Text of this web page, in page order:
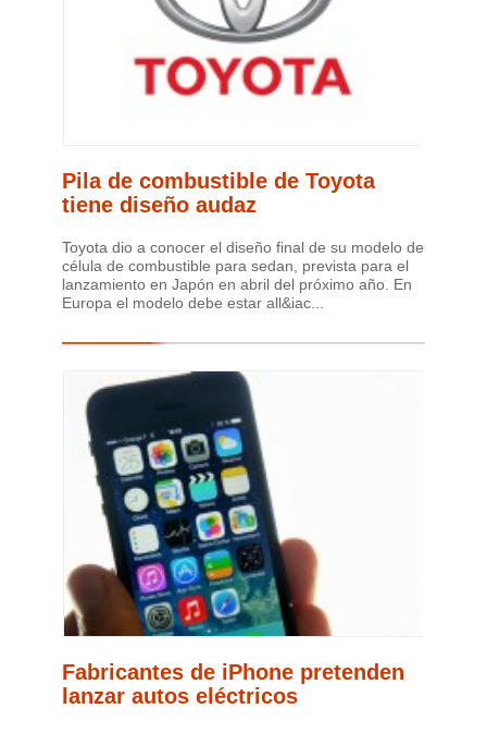
Pila de combustible de Toyota
tiene diseño audaz
Toyota dio a conocer el diseño final de su modelo de
célula de combustible para sedan, prevista para el
lanzamiento en Japón en abril del próximo año. En
Europa el modelo debe estar all&iac...
Fabricantes de iPhone pretenden
lanzar autos eléctricos